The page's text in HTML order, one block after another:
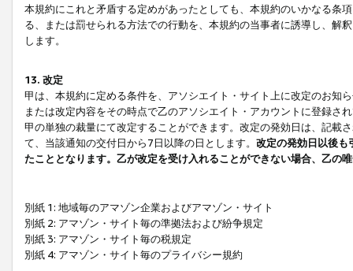
本規約にこれと矛盾する定めがあったとしても、本規約のいかなる条
る、または罰せられる方法での行動を、本規約の当事者に誘導し、解
します。
13. 改定
甲は、本規約に定める条件を、アソシエイト・サイト上に改定のお知
または改定内容をその時点で乙のアソシエイト・アカウントに登録さ
甲の単独の裁量にて改定することができます。改定の発効日は、記載
て、当該通知の交付日から7日以降の日とします。 改定の発効日以後も
たこととなります。乙が改定を受け入れることができない場合、乙の
別紙 1: 地域毎のアマゾン企業およびアマゾン・サイト
別紙 2: アマゾン・サイト毎の準拠法および紛争規定
別紙 3: アマゾン・サイト毎の税規定
別紙 4: アマゾン・サイト毎のプライバシー規約